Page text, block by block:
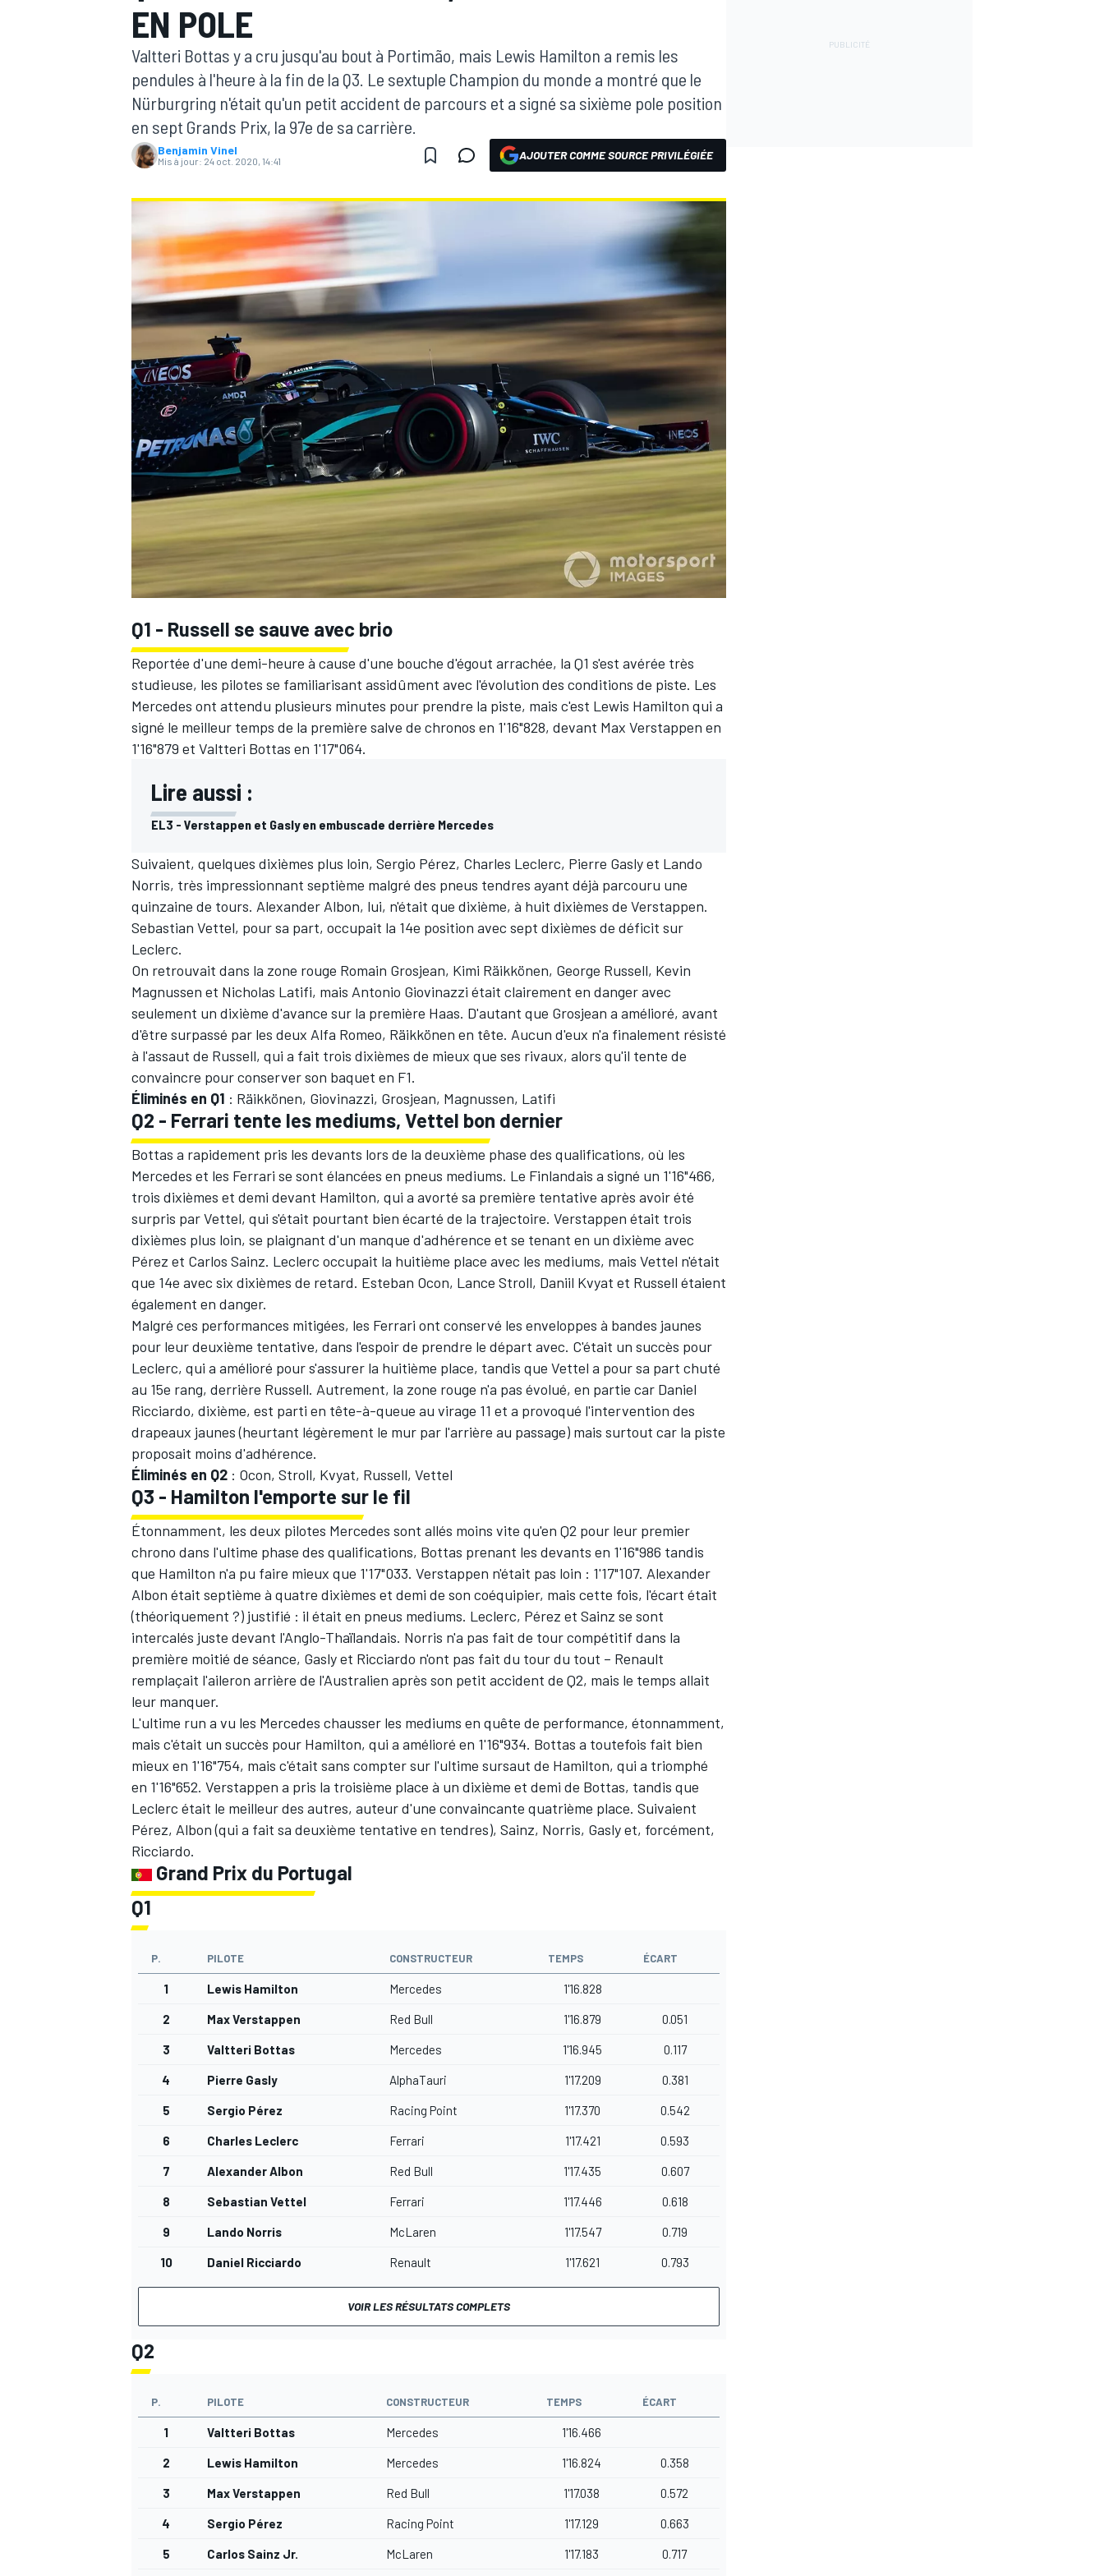
MOTOGP
WRC
WEC
AUTRES CHAMPIONNATS
EN POLE
Valtteri Bottas y a cru jusqu'au bout à Portimão, mais Lewis Hamilton a remis les
pendules à l'heure à la fin de la Q3. Le sextuple Champion du monde a montré que le
Nürburgring n'était qu'un petit accident de parcours et a signé sa sixième pole position
en sept Grands Prix, la 97e de sa carrière.
Benjamin Vinel
Mis à jour: 24 oct. 2020, 14:41 AJOUTER COMME SOURCE PRIVILÉGIÉE
Q1 - Russell se sauve avec brio
Reportée d'une demi-heure à cause d'une bouche d'égout arrachée, la Q1 s'est avérée très
studieuse, les pilotes se familiarisant assidûment avec l'évolution des conditions de piste. Les
Mercedes ont attendu plusieurs minutes pour prendre la piste, mais c'est Lewis Hamilton qui a
signé le meilleur temps de la première salve de chronos en 1'16"828, devant Max Verstappen en
1'16"879 et Valtteri Bottas en 1'17"064.
Lire aussi :
EL3 - Verstappen et Gasly en embuscade derrière Mercedes
Suivaient, quelques dixièmes plus loin, Sergio Pérez, Charles Leclerc, Pierre Gaslyet Lando
Norris, très impressionnant septième malgré des pneus tendres ayant déjà parcouru une
quinzaine de tours. Alexander Albon, lui, n'était que dixième, à huit dixièmes de Verstappen.
Sebastian Vettel, pour sa part, occupait la 14e position avec sept dixièmes de déficit sur
Leclerc.
On retrouvait dans la zone rouge Romain Grosjean, Kimi Räikkönen, George Russell, Kevin
Magnussen et Nicholas Latifi, mais Antonio Giovinazzi était clairement en danger avec
seulement un dixième d'avance sur la première Haas. D'autant que Grosjean a amélioré, avant
d'être surpassé par les deux Alfa Romeo, Räikkönen en tête. Aucun d'eux n'a finalement résisté
à l'assaut de Russell, qui a fait trois dixièmes de mieux que ses rivaux, alors qu'il tente de
convaincre pour conserver son baquet en F1.
Éliminés en Q1 : Räikkönen, Giovinazzi, Grosjean, Magnussen, Latifi
Q2 - Ferrari tente les mediums, Vettel bon dernier
Bottas a rapidement pris les devants lors de la deuxième phase des qualifications, où les
Mercedes et les Ferrari se sont élancées en pneus mediums. Le Finlandais a signé un 1'16"466,
trois dixièmes et demi devant Hamilton, qui a avorté sa première tentative après avoir été
surpris par Vettel, qui s'était pourtant bien écarté de la trajectoire. Verstappen était trois
dixièmes plus loin, se plaignant d'un manque d'adhérence et se tenant en un dixième avec
Pérez et Carlos Sainz. Leclerc occupait la huitième place avec les mediums, mais Vettel n'était
que 14e avec six dixièmes de retard. Esteban Ocon, Lance Stroll, Daniil Kvyat et Russell étaient
également en danger.
Malgré ces performances mitigées, les Ferrari ont conservé les enveloppes à bandes jaunes
pour leur deuxième tentative, dans l'espoir de prendre le départ avec. C'était un succès pour
Leclerc, qui a amélioré pour s'assurer la huitième place, tandis que Vettel a pour sa part chuté
au 15e rang, derrière Russell. Autrement, la zone rouge n'a pas évolué, en partie car Daniel
Ricciardo, dixième, est parti en tête-à-queue au virage 11 et a provoqué l'intervention des
drapeaux jaunes (heurtant légèrement le mur par l'arrière au passage) mais surtout car la piste
proposait moins d'adhérence.
Éliminés en Q2 : Ocon, Stroll, Kvyat, Russell, Vettel
Q3 - Hamilton l'emporte sur le fil
Étonnamment, les deux pilotes Mercedes sont allés moins vite qu'en Q2 pour leur premier
chrono dans l'ultime phase des qualifications, Bottas prenant les devants en 1'16"986 tandis
que Hamilton n'a pu faire mieux que 1'17"033. Verstappen n'était pas loin : 1'17"107. Alexander
Albon était septième à quatre dixièmes et demi de son coéquipier, mais cette fois, l'écart était
(théoriquement ?) justifié : il était en pneus mediums. Leclerc, Pérez et Sainz se sont
intercalés juste devant l'Anglo-Thaïlandais. Norris n'a pas fait de tour compétitif dans la
première moitié de séance, Gasly et Ricciardo n'ont pas fait du tour du tout – Renault
remplaçait l'aileron arrière de l'Australien après son petit accident de Q2, mais le temps allait
leur manquer.
L'ultime run a vu les Mercedes chausser les mediums en quête de performance, étonnamment,
mais c'était un succès pour Hamilton, qui a amélioré en 1'16"934. Bottas a toutefois fait bien
mieux en 1'16"754, mais c'était sans compter sur l'ultime sursaut de Hamilton, qui a triomphé
en 1'16"652. Verstappen a pris la troisième place à un dixième et demi de Bottas, tandis que
Leclerc était le meilleur des autres, auteur d'une convaincante quatrième place. Suivaient
Pérez, Albon (qui a fait sa deuxième tentative en tendres), Sainz, Norris, Gasly et, forcément,
Ricciardo.
Grand Prix du Portugal
Q1
P. PILOTE CONSTRUCTEUR TEMPS ÉCART
1 Lewis Hamilton Mercedes 1'16.828
2 Max Verstappen Red Bull 1'16.879 0.051
3 Valtteri Bottas Mercedes 1'16.945 0.117
4 Pierre Gasly AlphaTauri 1'17.209 0.381
5 Sergio Pérez Racing Point 1'17.370 0.542
6 Charles Leclerc Ferrari 1'17.421 0.593
7 Alexander Albon Red Bull 1'17.435 0.607
8 Sebastian Vettel Ferrari 1'17.446 0.618
9 Lando Norris McLaren 1'17.547 0.719
10 Daniel Ricciardo Renault 1'17.621 0.793
VOIR LES RÉSULTATS COMPLETS
Q2
P. PILOTE CONSTRUCTEUR TEMPS ÉCART
1 Valtteri Bottas Mercedes 1'16.466
2 Lewis Hamilton Mercedes 1'16.824 0.358
3 Max Verstappen Red Bull 1'17.038 0.572
4 Sergio Pérez Racing Point 1'17.129 0.663
5 Carlos Sainz Jr. McLaren 1'17.183 0.717